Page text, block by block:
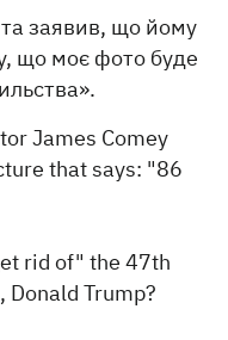
заявив, що йому
що моє фото буде
James Comey
that says: "86
rid of" the 47th
Donald Trump?